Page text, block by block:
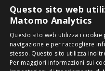
2016-2020 ® Copyright Miki
parziale di testi, immagini e video
6 Giugno 2017
Urban Decay e la
sua Nuova
Creatura: la
palette ombretti...
18 Maggio 2019
Questo sito web
Matomo Analytics
Questo sito web utilizza i
navigazione e per raccogliere
stesso. Questo sito utilizza
Per maggiori informazioni sui